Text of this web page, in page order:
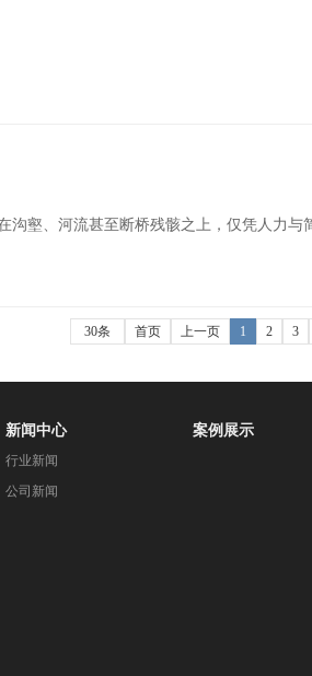
壑、河流甚至断桥残骸之上，仅凭人力
30条 首页 上一页 1 2 3
新闻中心
行业新闻
公司新闻
案例展示